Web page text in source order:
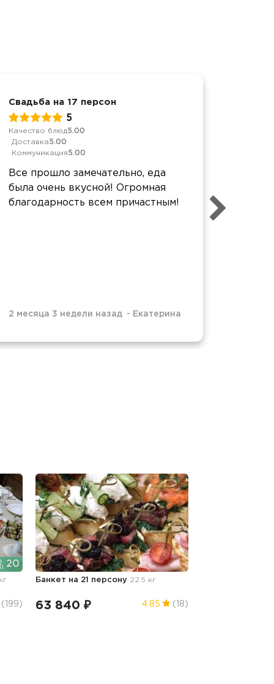
Свадьба на 17 персон
5
Качество блюд5.00
Доставка5.00
Коммуникация5.00
Все прошло замечательно, еда
была очень вкусной! Огромная
благодарность всем причастным!
2 месяца 3 недели назад - Екатерина
20
(199)
Банкет на 21 персону 22.5 кг
63 840 ₽ 4.85 (18)